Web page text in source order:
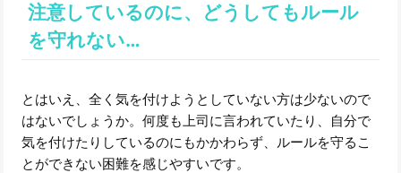
注意しているのに、どうしてもルール
を守れない…
とはいえ、全く気を付けようとしていない方は少ないので
はないでしょうか。何度も上司に言われていたり、自分で
気を付けたりしているのにもかかわらず、ルールを守るこ
とができない困難を感じやすいです。